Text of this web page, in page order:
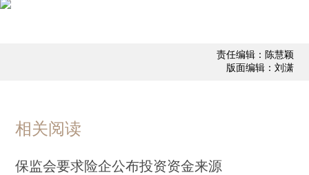
责任编辑：陈慧颖
版面编辑：刘潇
相关阅读
保监会要求险企公布投资资金来源